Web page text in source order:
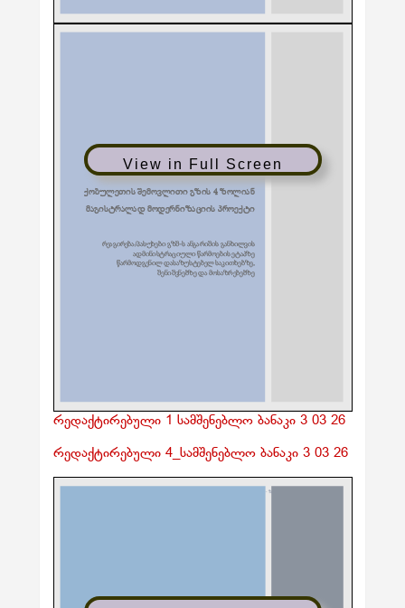
View in Full Screen
რედაქტირებული 1 სამშენებლო ბანაკი 3 03 26
რედაქტირებული 4_სამშენებლო ბანაკი 3 03 26